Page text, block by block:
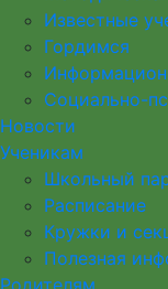
Известные
Гордимся
Социально-
Новости
Ученикам
Школьный
Расписание
Кружки и
Полезная
Родителям